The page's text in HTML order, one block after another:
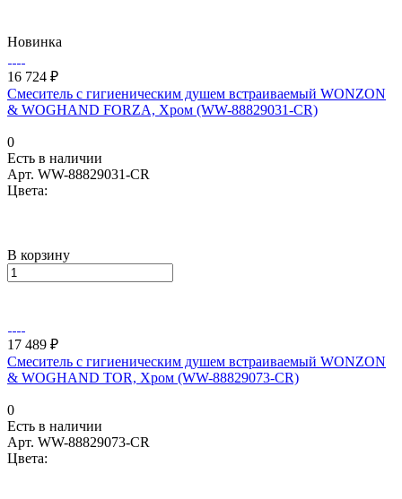
Новинка
16 724 ₽
Смеситель с гигиеническим душем встраиваемый WONZON
& WOGHAND FORZA, Хром (WW-88829031-CR)
0
Есть в наличии
Арт. WW-88829031-CR
Цвета:
В корзину
17 489 ₽
Смеситель с гигиеническим душем встраиваемый WONZON
& WOGHAND TOR, Хром (WW-88829073-CR)
0
Есть в наличии
Арт. WW-88829073-CR
Цвета: